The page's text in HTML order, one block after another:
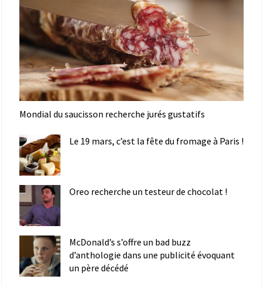
Mondial du saucisson recherche jurés gustatifs
Le 19 mars, c’est la fête du fromage à Paris !
Oreo recherche un testeur de chocolat !
McDonald’s s’offre un bad buzz
d’anthologie dans une publicité évoquant
un père décédé